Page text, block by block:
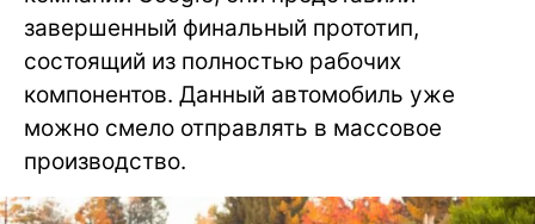
завершенный финальный прототип,
состоящий из полностью рабочих
компонентов. Данный автомобиль уже
можно смело отправлять в массовое
производство.